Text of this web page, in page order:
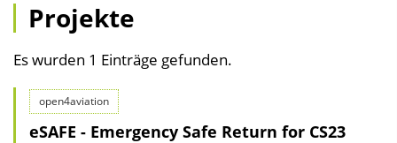
Projekte
Es wurden 1 Einträge gefunden.
open4aviation
eSAFE - Emergency Safe Return for CS23